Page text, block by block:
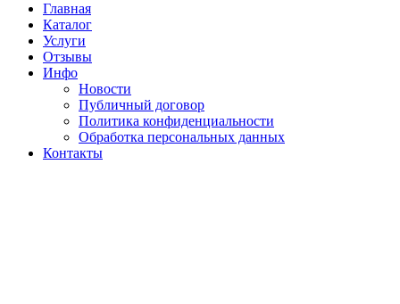
Главная
Каталог
Услуги
Отзывы
Инфо
Новости
Публичный договор
Политика конфиденциальности
Обработка персональных данных
Контакты